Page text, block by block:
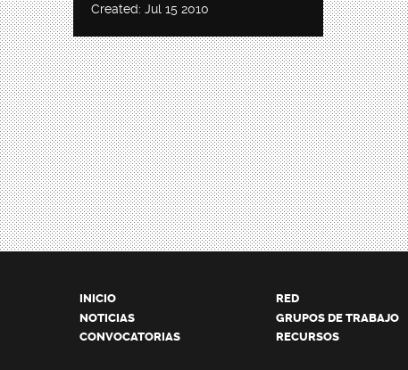
Created: Jul 15 2010
INICIO
NOTICIAS
CONVOCATORIAS
RED
GRUPOS DE TRABAJO
RECURSOS